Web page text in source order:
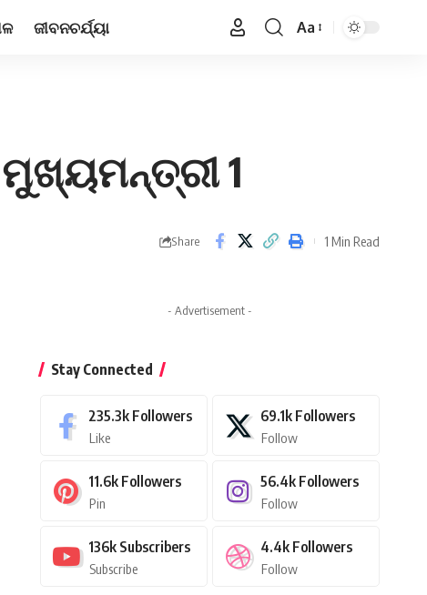
ଜୀବନଚର୍ଯ୍ୟା
Font
Aa
1
Share 1 Min Read
- Advertisement -
Stay Connected
235.3k Followers
Like
69.1k Followers
Follow
11.6k Followers
Pin
56.4k Followers
Follow
136k Subscribers
Subscribe
4.4k Followers
Follow